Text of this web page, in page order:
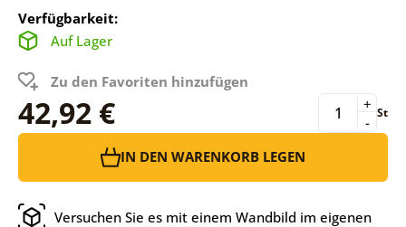
Verfügbarkeit:
Auf Lager
Zu den Favoriten hinzufügen
42,92 € -
+ St
IN DEN WARENKORB LEGEN
Versuchen Sie es mit einem Wandbild im eigenen